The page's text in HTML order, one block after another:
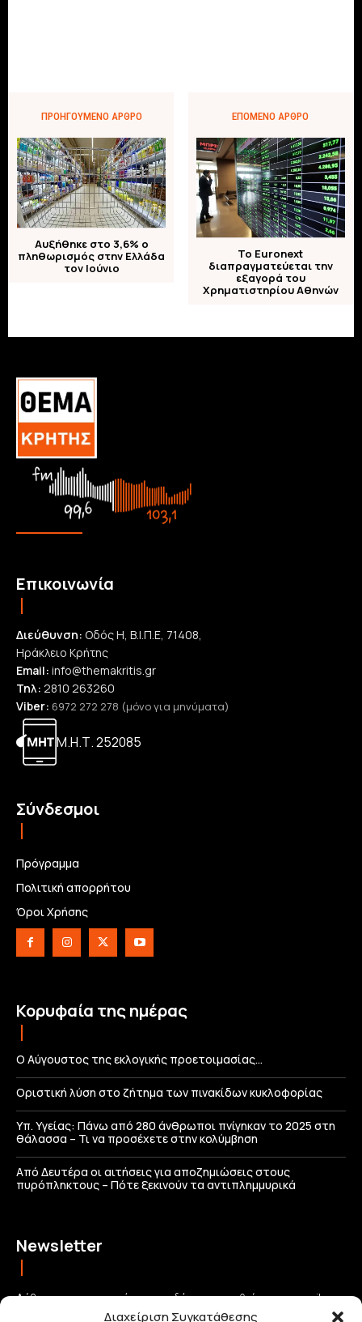
Διαχείριση Συγκατάθεσης
ΠΡΟΗΓΟΎΜΕΝΟ ΆΡΘΡΟ
Αυξήθηκε στο 3,6% ο
πληθωρισμός στην Ελλάδα
τον Ιούνιο
ΕΠΌΜΕΝΟ ΆΡΘΡΟ
Το Euronext
διαπραγματεύεται την
εξαγορά του
Χρηματιστηρίου Αθηνών
Επικοινωνία
Διεύθυνση: Οδός Η, Β.Ι.Π.Ε, 71408,
Ηράκλειο Κρήτης
Email: info@themakritis.gr
Τηλ: 2810 263260
Viber: 6972 272 278 (μόνο για μηνύματα)
Μ.Η.Τ. 252085
Σύνδεσμοι
Πρόγραμμα
Πολιτική απορρήτου
Όροι Χρήσης
Κορυφαία της ημέρας
Ο Αύγουστος της εκλογικής προετοιμασίας…
Οριστική λύση στο ζήτημα των πινακίδων κυκλοφορίας
Υπ. Υγείας: Πάνω από 280 άνθρωποι πνίγηκαν το 2025 στη
θάλασσα – Τι να προσέχετε στην κολύμβηση
Από Δευτέρα οι αιτήσεις για αποζημιώσεις στους
πυρόπληκτους – Πότε ξεκινούν τα αντιπλημμυρικά
Newsletter
Λάβετε τις σημαντικότερες ειδήσεις απευθείας στο email σας